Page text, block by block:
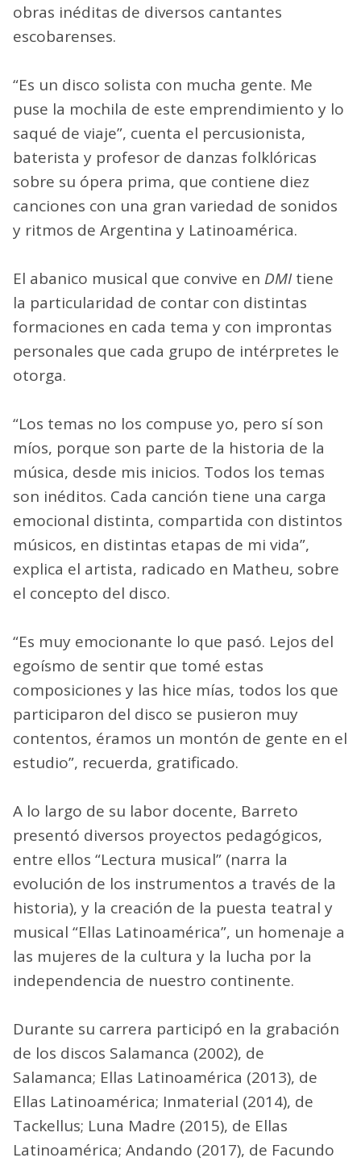
obras inéditas de diversos cantantes
escobarenses.
“Es un disco solista con mucha gente. Me
puse la mochila de este emprendimiento y lo
saqué de viaje”, cuenta el percusionista,
baterista y profesor de danzas folklóricas
sobre su ópera prima, que contiene diez
canciones con una gran variedad de sonidos
y ritmos de Argentina y Latinoamérica.
El abanico musical que convive en DMI tiene
la particularidad de contar con distintas
formaciones en cada tema y con improntas
personales que cada grupo de intérpretes le
otorga.
“Los temas no los compuse yo, pero sí son
míos, porque son parte de la historia de la
música, desde mis inicios. Todos los temas
son inéditos. Cada canción tiene una carga
emocional distinta, compartida con distintos
músicos, en distintas etapas de mi vida”,
explica el artista, radicado en Matheu, sobre
el concepto del disco.
“Es muy emocionante lo que pasó. Lejos del
egoísmo de sentir que tomé estas
composiciones y las hice mías, todos los que
participaron del disco se pusieron muy
contentos, éramos un montón de gente en el
estudio”, recuerda, gratificado.
A lo largo de su labor docente, Barreto
presentó diversos proyectos pedagógicos,
entre ellos “Lectura musical” (narra la
evolución de los instrumentos a través de la
historia), y la creación de la puesta teatral y
musical “Ellas Latinoamérica”, un homenaje a
las mujeres de la cultura y la lucha por la
independencia de nuestro continente.
Durante su carrera participó en la grabación
de los discos Salamanca (2002), de
Salamanca; Ellas Latinoamérica (2013), de
Ellas Latinoamérica; Inmaterial (2014), de
Tackellus; Luna Madre (2015), de Ellas
Latinoamérica; Andando (2017), de Facundo